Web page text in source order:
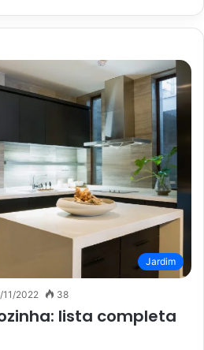
Jardim
11/2022 38
lista completa